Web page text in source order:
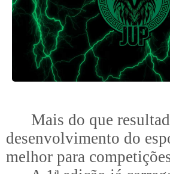
Mais do que
desenvolvimento do
melhor para